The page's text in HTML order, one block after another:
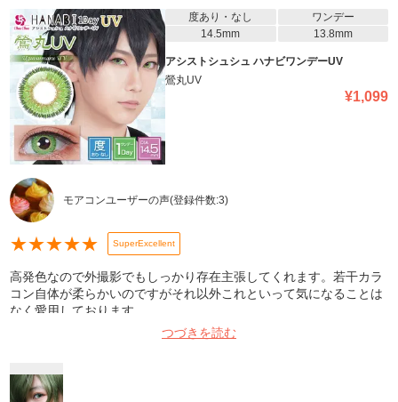
度あり・なし
ワンデー
14.5mm
13.8mm
アシストシュシュ ハナビワンデーUV
鶯丸UV
¥1,099
モアコンユーザーの声(登録件数:3)
★★★★★ SuperExcellent
高発色なので外撮影でもしっかり存在主張してくれます。若干カラ
コン自体が柔らかいのですがそれ以外これといって気になることは
なく愛用しております。
つづきを読む